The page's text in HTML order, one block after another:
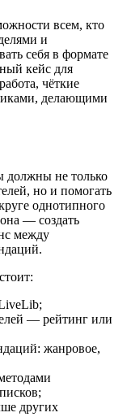
всем, кто
и
себя в формате
кейс для
чёткие
делающими
должны не только
но и помогать
однотипного
— создать
между
— рейтинг или
жанровое,
других